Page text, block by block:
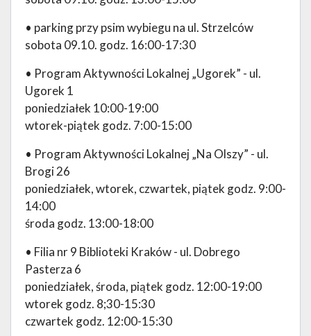
• parking przy psim wybiegu na ul. Strzelców
sobota 09.10. godz. 16:00-17:30
• Program Aktywności Lokalnej „Ugorek” - ul.
Ugorek 1
poniedziałek 10:00-19:00
wtorek-piątek godz. 7:00-15:00
• Program Aktywności Lokalnej „Na Olszy” - ul.
Brogi 26
poniedziałek, wtorek, czwartek, piątek godz. 9:00-
14:00
środa godz. 13:00-18:00
• Filia nr 9 Biblioteki Kraków - ul. Dobrego
Pasterza 6
poniedziałek, środa, piątek godz. 12:00-19:00
wtorek godz. 8;30-15:30
czwartek godz. 12:00-15:30